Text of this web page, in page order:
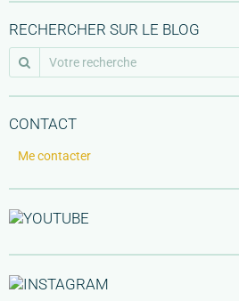
RECHERCHER SUR LE BLOG
CONTACT
Me contacter